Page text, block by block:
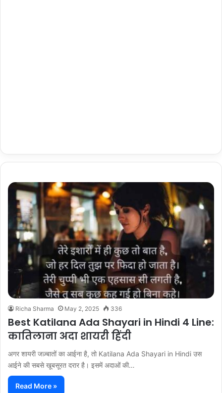
Richa Sharma May 2, 2025 336
Best Katilana Ada Shayari in Hindi 4 Line:
कातिलाना अदा शायरी हिंदी
अगर शायरी जज़्बातों का आईना है, तो Katilana Ada Shayari in Hindi उस
आईने की सबसे खूबसूरत दरार है। इसमें अदाओं की…
Read More »